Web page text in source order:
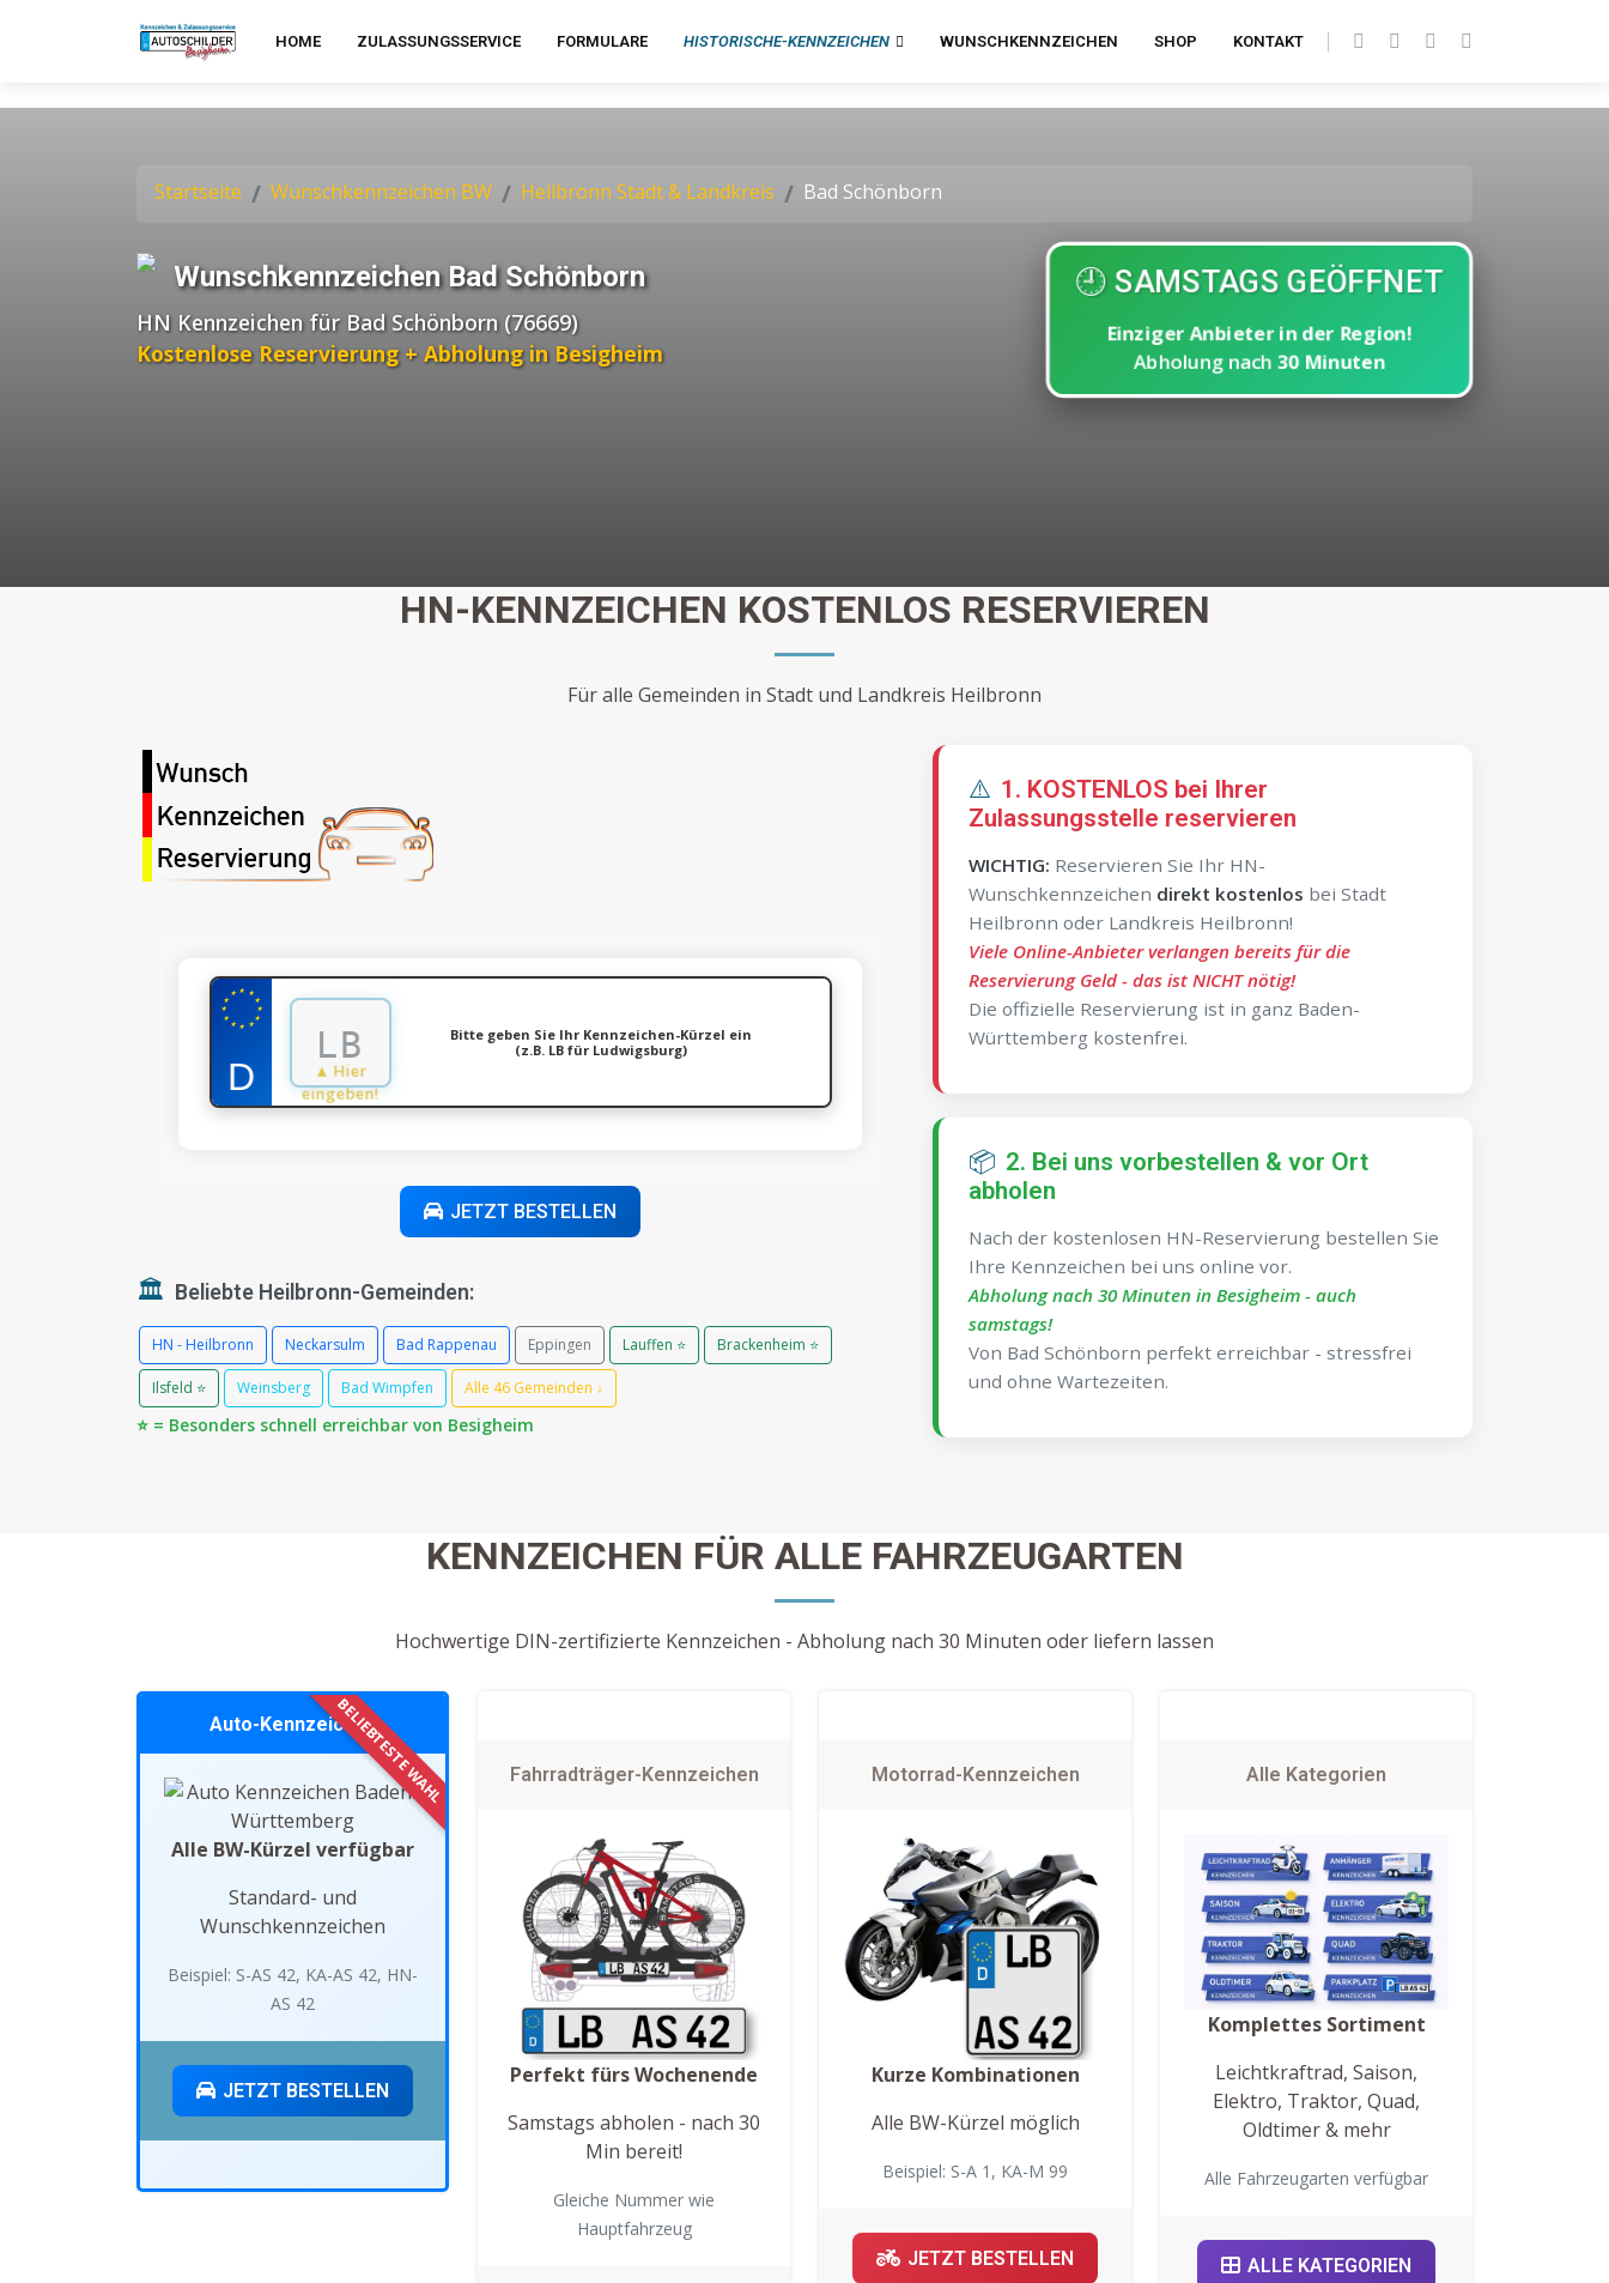
HOME ZULASSUNGSSERVICE FORMULARE HISTORISCHE-KENNZEICHEN WUNSCHKENNZEICHEN SHOP KONTAKT
Startseite Wunschkennzeichen BW Heilbronn Stadt & Landkreis Bad Schönborn
Wunschkennzeichen Bad Schönborn
HN Kennzeichen für Bad Schönborn (76669)
Kostenlose Reservierung + Abholung in Besigheim
🕘 SAMSTAGS GEÖFFNET
Einziger Anbieter in der Region!
Abholung nach30 Minuten
HN-KENNZEICHEN KOSTENLOS RESERVIEREN
Für alle Gemeinden in Stadt und Landkreis Heilbronn
★ ★
★
★
★
★
★
★
★
★
★
★
▲ Hier
eingeben!
Bitte geben Sie Ihr Kennzeichen-Kürzel ein
(z.B. LB für Ludwigsburg)
JETZT BESTELLEN
🏛️ Beliebte Heilbronn-Gemeinden:
HN - Heilbronn Neckarsulm Bad Rappenau Eppingen Lauffen ⭐ Brackenheim ⭐
Ilsfeld ⭐ Weinsberg Bad Wimpfen Alle 46 Gemeinden ↓
⭐ = Besonders schnell erreichbar von Besigheim
⚠️ 1. KOSTENLOS bei Ihrer
Zulassungsstelle reservieren
WICHTIG: Reservieren Sie Ihr HN-
Wunschkennzeichen direkt kostenlos bei Stadt
Heilbronn oder Landkreis Heilbronn!
Viele Online-Anbieter verlangen bereits für die
Reservierung Geld - das ist NICHT nötig!
Die offizielle Reservierung ist in ganz Baden-
Württemberg kostenfrei.
📦 2. Bei uns vorbestellen & vor Ort
abholen
Nach der kostenlosen HN-Reservierung bestellen Sie
Ihre Kennzeichen bei uns online vor.
Abholung nach 30 Minuten in Besigheim - auch
samstags!
Von Bad Schönborn perfekt erreichbar - stressfrei
und ohne Wartezeiten.
KENNZEICHEN FÜR ALLE FAHRZEUGARTEN
Hochwertige DIN-zertifizierte Kennzeichen - Abholung nach 30 Minuten oder liefern lassen
Auto-Kennzeichen
Alle BW-Kürzel verfügbar
Standard- und
Wunschkennzeichen
Beispiel: S-AS 42, KA-AS 42, HN-
AS 42
JETZT BESTELLEN
Fahrradträger-Kennzeichen
Perfekt fürs Wochenende
Samstags abholen - nach 30
Min bereit!
Gleiche Nummer wie
Hauptfahrzeug
Motorrad-Kennzeichen
Kurze Kombinationen
Alle BW-Kürzel möglich
Beispiel: S-A 1, KA-M 99
JETZT BESTELLEN
Alle Kategorien
Komplettes Sortiment
Leichtkraftrad, Saison,
Elektro, Traktor, Quad,
Oldtimer & mehr
Alle Fahrzeugarten verfügbar
ALLE KATEGORIEN